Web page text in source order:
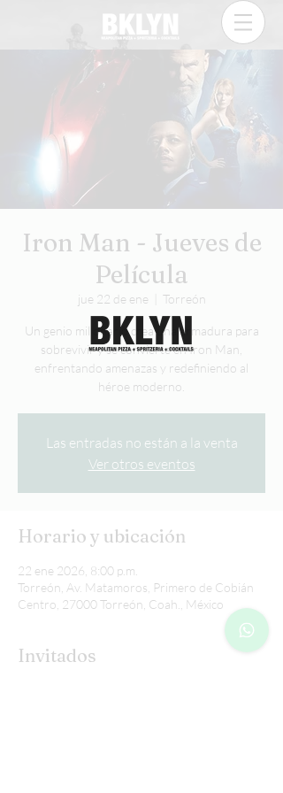
Iron Man - Jueves de
Película
jue 22 de ene Torreón
Un genio millonario crea una armadura para
sobrevivir y se convierte en Iron Man,
enfrentando amenazas y redefiniendo al
héroe moderno.
Las entradas no están a la venta
Ver otros eventos
Horario y ubicación
22 ene 2026, 8:00 p.m.
Torreón, Av. Matamoros, Primero de Cobián
Centro, 27000 Torreón, Coah., México
Invitados